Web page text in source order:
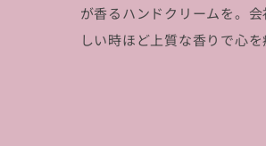
が香るハンドクリームを。
しい時ほど上質な香りで心